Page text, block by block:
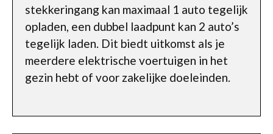
stekkeringang kan maximaal 1 auto tegelijk
opladen, een dubbel laadpunt kan 2 auto’s
tegelijk laden. Dit biedt uitkomst als je
meerdere elektrische voertuigen in het
gezin hebt of voor zakelijke doeleinden.